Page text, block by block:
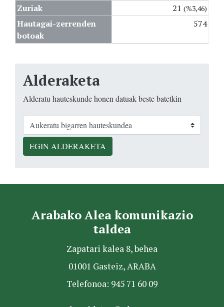
Zuriak 21 (%3,46)
Hautagai-zerrenden
botoak
574
Alderaketa
Alderatu hauteskunde honen datuak beste batetkin
EGIN ALDERAKETA
Arabako Alea komunikazio
taldea
Zapatari kalea 8, behea
01001 Gasteiz, ARABA
Telefonoa: 945 71 60 09